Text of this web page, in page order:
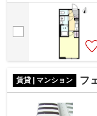
手続きの手間が省けます
賃貸 | マンション フ